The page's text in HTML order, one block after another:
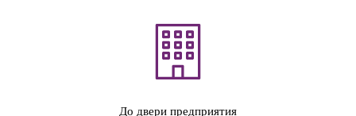
До двери предприятия